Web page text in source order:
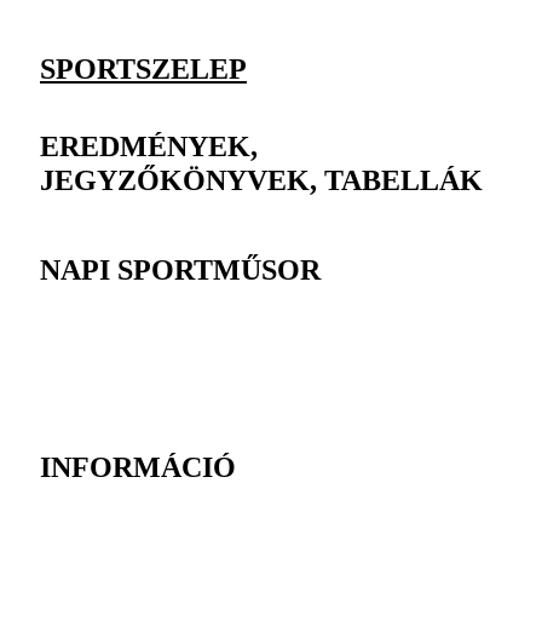
SPORTSZELEP
EREDMÉNYEK,
JEGYZŐKÖNYVEK, TABELLÁK
NAPI SPORTMŰSOR
INFORMÁCIÓ